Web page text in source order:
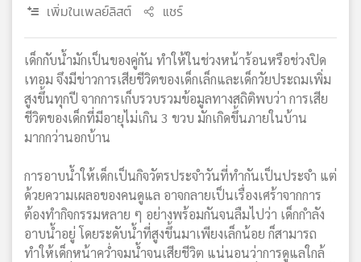
เพิ่มในเพลย์ลิสต์ แชร์
เด็กกับน้ำมักเป็นของคู่กัน ทำให้ในช่วงหน้าร้อนหรือช่วงปิด
เทอม จึงมีข่าวการเสียชีวิตของเด็กเล็กและเด็กวัยประถมเพิ่ม
สูงขึ้นทุกปี จากการเก็บรวบรวมข้อมูลทางสถิติพบว่า การเสีย
ชีวิตของเด็กที่มีอายุไม่เกิน 3 ขวบ มักเกิดขึ้นภายในบ้าน
มากกว่านอกบ้าน
การอาบน้ำให้เด็กเป็นกิจวัตรประจำวันที่ทำกันเป็นประจำ แต่
ด้วยความเผลอของคนดูแล อาจกลายเป็นเรื่องเศร้าจากการ
ต้องทำกิจกรรมหลาย ๆ อย่างพร้อมกันจนลืมไปว่า เด็กกำลัง
อาบน้ำอยู่ โดยระดับน้ำที่สูงขึ้นมาเพียงเล็กน้อย ก็สามารถ
ทำให้เด็กหน้าคว่ำจมน้ำจนเสียชีวิต แน่นอนว่าการดูแลใกล้